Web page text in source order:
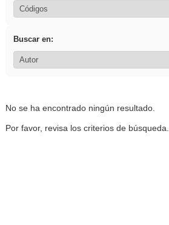
Buscar en:
No se ha encontrado ningún resultado.
Por favor, revisa los criterios de búsqueda.